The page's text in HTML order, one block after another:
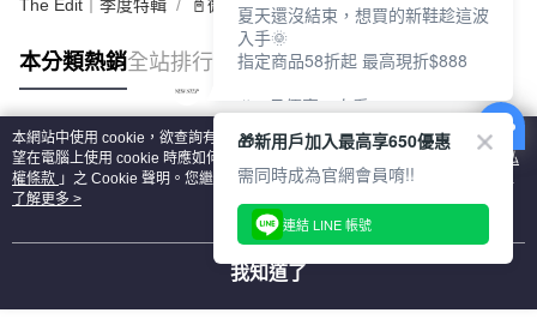
The Edit｜季度特輯 📓微甜加氛樂福鞋Loafers
本分類熱銷全站排行
熱門標籤
本網站中使用 cookie，欲查詢有關本網站使用 cookie 方式之詳情，及若您不希
望在電腦上使用 cookie 時應如何變更電腦的 cookie 設定，請參閱本網站「
隱私
權條款 」之 Cookie 聲明。您繼續使用本網站即表示您同意本公司得按本網站使
用條款之 Cookie 聲明使用 cookie。
了解更多 >
我知道了
夏天還沒結束，想買的新鞋趁這波
入手🌞
指定商品58折起 最高現折$888
🎉 8月優惠一次看
①LINE購物最高10%回饋
②每周限定品現折200
③指定商品58折起 最高現折$888
上班鞋、休閒鞋、涼鞋一次逛齊
好搭、出遊好走、聚會也漂亮
🎁新用戶加入最高享650優惠
需同時成為官網會員唷!!
連結 LINE 帳號